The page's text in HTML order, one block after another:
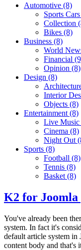
Automotive (8)
Sports Cars
Collection
Bikes (8)
Business (8)
World
Financial
Opinion (8)
Design (8)
Interior
Objects (8)
Entertainment (8)
Live Music
Cinema (8)
Night Out
Sports (8)
Football (8)
Tennis (8)
Basket (8)
K2 for Joomla
You've already been
system. In fact it's
default article system in
content body and that's